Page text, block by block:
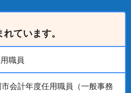
ています。
職員
会計年度任用職員（一般事務